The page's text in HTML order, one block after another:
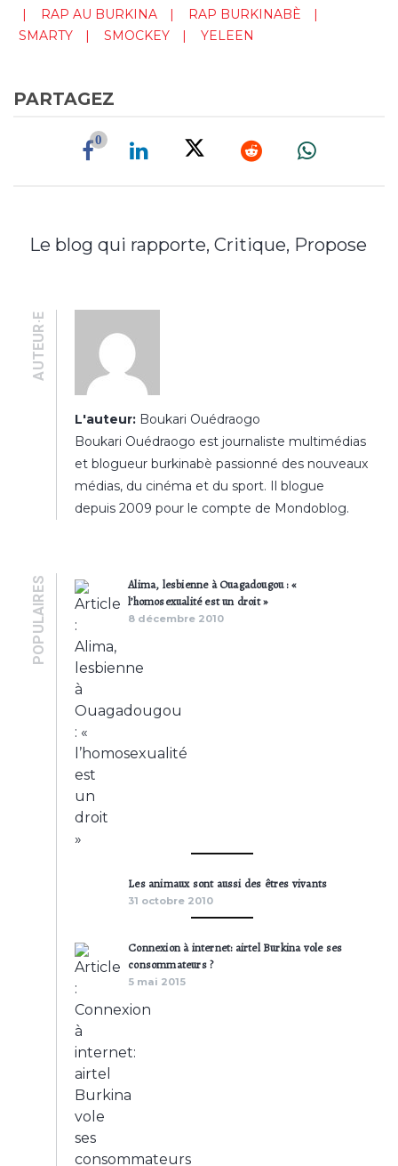
RAP AU BURKINA
RAP BURKINABÈ
SMARTY
SMOCKEY YELEEN
PARTAGEZ
0
Le blog qui rapporte, Critique, Propose
AUTEUR·E
L'auteur: Boukari Ouédraogo
Boukari Ouédraogo est journaliste multimédias
et blogueur burkinabè passionné des nouveaux
médias, du cinéma et du sport. Il blogue
depuis 2009 pour le compte de Mondoblog.
POPULAIRES
Alima, lesbienne à Ouagadougou : «
l’homosexualité est un droit »
8 décembre 2010
Les animaux sont aussi des êtres vivants
31 octobre 2010
Connexion à internet: airtel Burkina vole ses
consommateurs ?
5 mai 2015